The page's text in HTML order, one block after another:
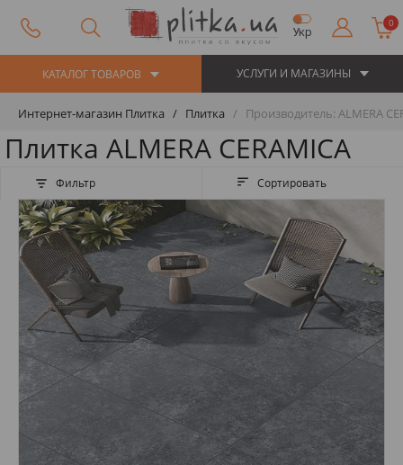
Укр
0
КАТАЛОГ ТОВАРОВ УСЛУГИ И МАГАЗИНЫ
Интернет-магазин Плитка Плитка Производитель: ALMERA
Плитка ALMERA CERAMICA
Фильтр Сортировать